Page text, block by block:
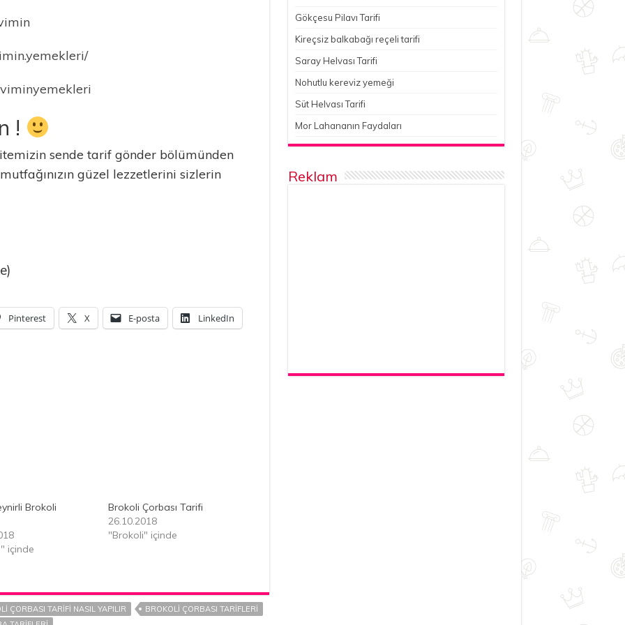
!
sende tarif gönder bölümünden
güzel lezzetlerini sizlerin
Pinterest X E-posta LinkedIn
Brokoli
içinde
Brokoli Çorbası Tarifi
26.10.2018
"Brokoli" içinde
ÇORBASI TARIFI NASIL YAPILIR
BROKOLI ÇORBASI TARIFLERI
Gökçesu Pilavı Tarifi
Kireçsiz balkabağı reçeli tarifi
Saray Helvası Tarifi
Nohutlu kereviz yemeği
Süt Helvası Tarifi
Mor Lahananın Faydaları
Reklam